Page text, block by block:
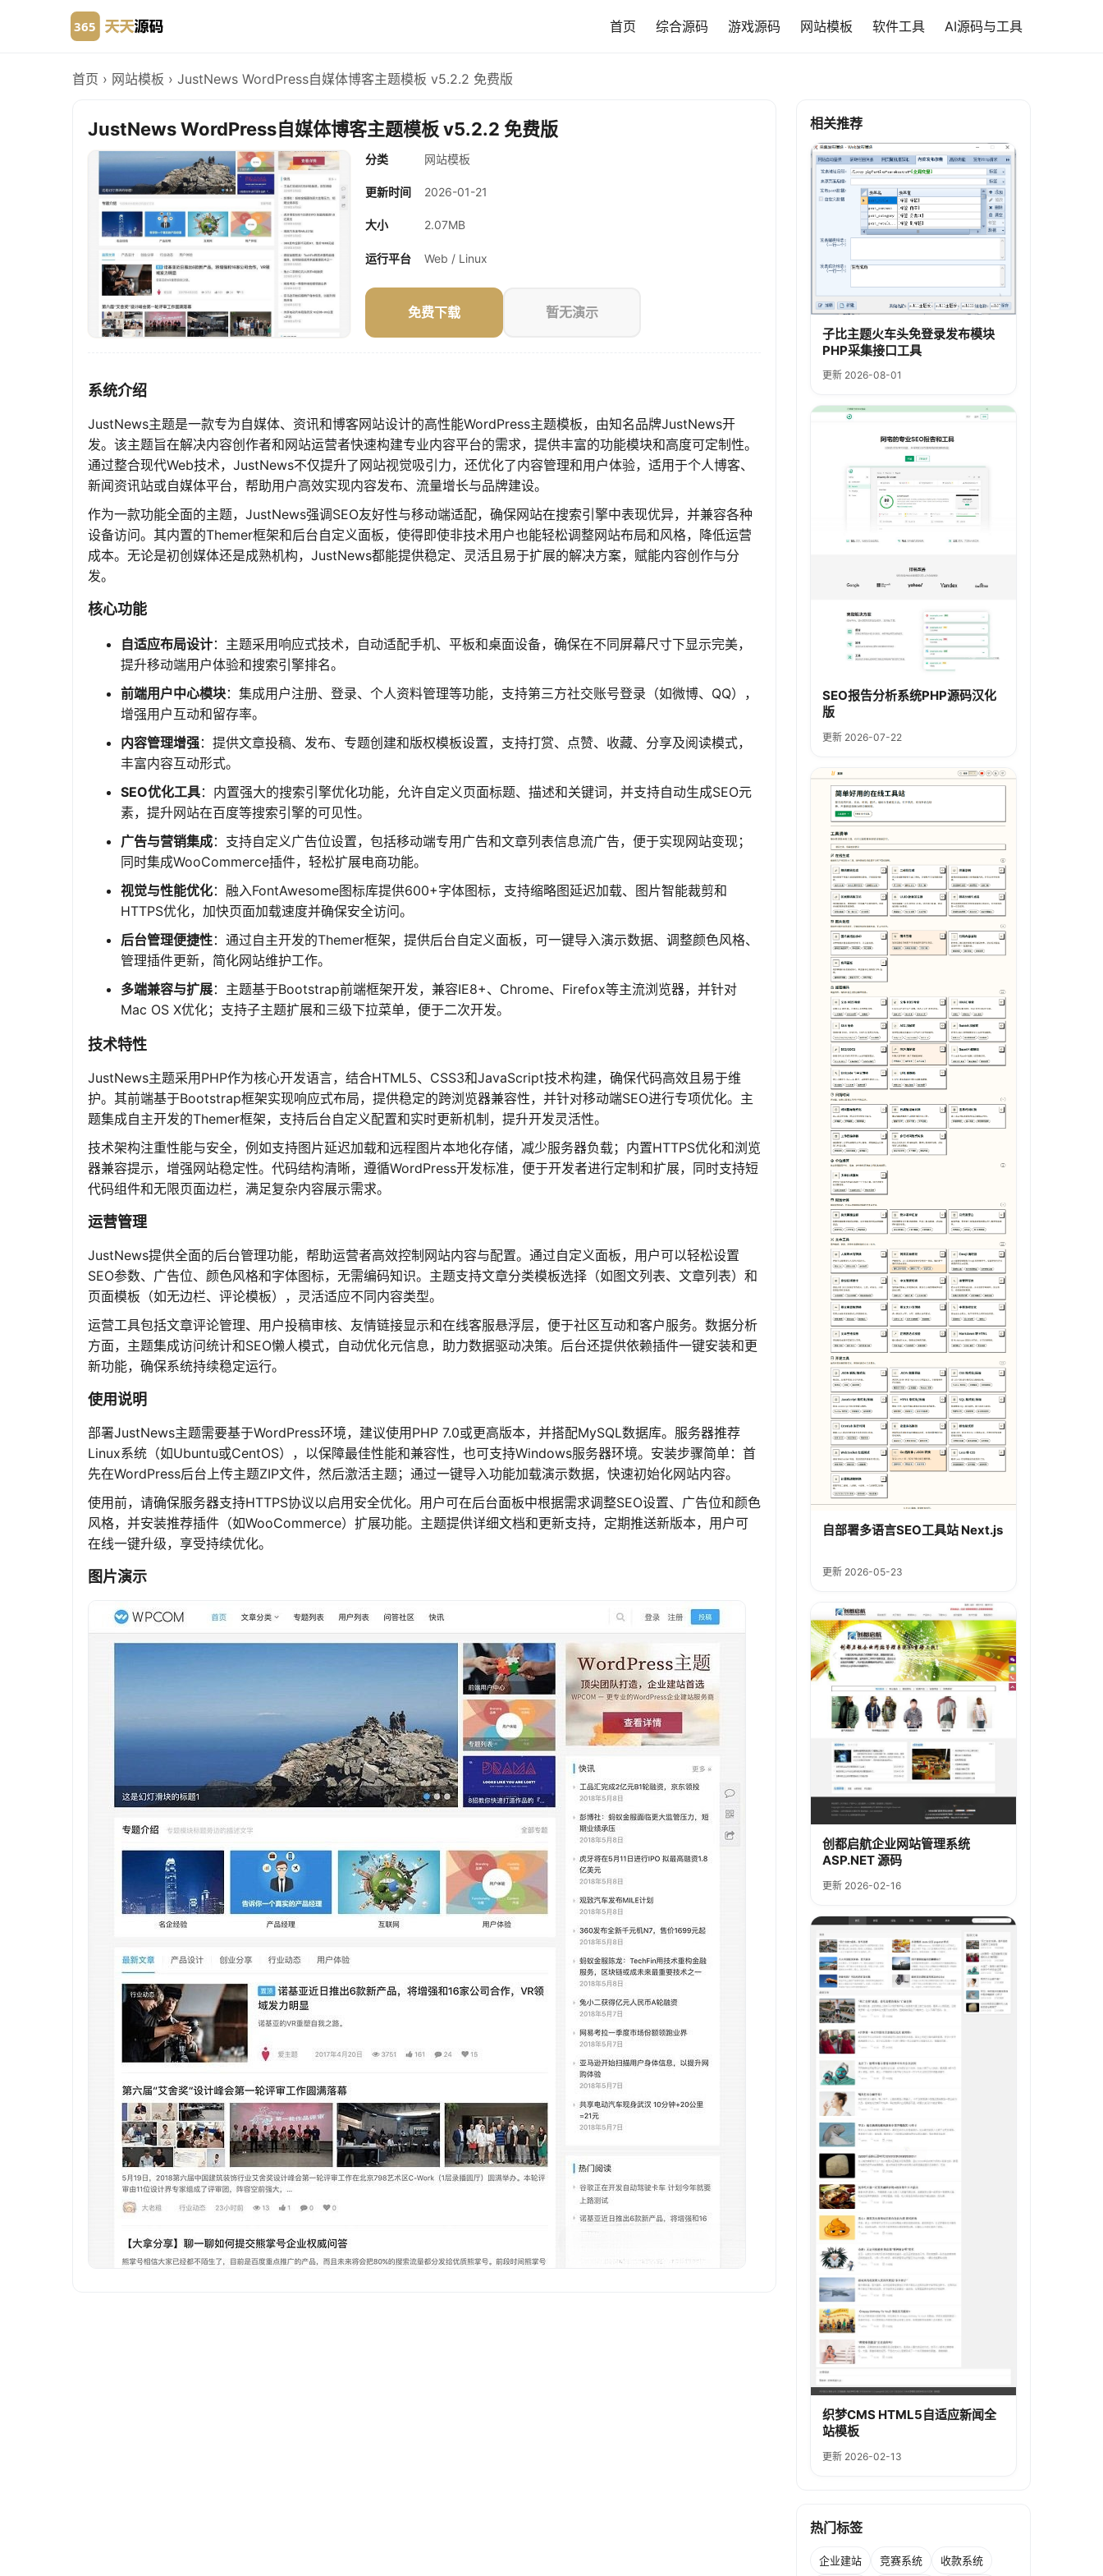
首页 综合源码 游戏源码 网站模板 软件工具 AI源码与工具
首页 › 网站模板 › JustNews WordPress自媒体博客主题模板 v5.2.2 免费版
JustNews WordPress自媒体博客主题模板 v5.2.2 免费版
分类 网站模板
更新时间 2026-01-21
大小 2.07MB
运行平台 Web / Linux
免费下载 暂无演示
系统介绍
JustNews主题是一款专为自媒体、资讯和博客网站设计的高性能WordPress主题模板，由知名品牌JustNews开
发。该主题旨在解决内容创作者和网站运营者快速构建专业内容平台的需求，提供丰富的功能模块和高度可定制性。
通过整合现代Web技术，JustNews不仅提升了网站视觉吸引力，还优化了内容管理和用户体验，适用于个人博客、
新闻资讯站或自媒体平台，帮助用户高效实现内容发布、流量增长与品牌建设。
作为一款功能全面的主题，JustNews强调SEO友好性与移动端适配，确保网站在搜索引擎中表现优异，并兼容各种
设备访问。其内置的Themer框架和后台自定义面板，使得即使非技术用户也能轻松调整网站布局和风格，降低运营
成本。无论是初创媒体还是成熟机构，JustNews都能提供稳定、灵活且易于扩展的解决方案，赋能内容创作与分
发。
核心功能
自适应布局设计：主题采用响应式技术，自动适配手机、平板和桌面设备，确保在不同屏幕尺寸下显示完美，
提升移动端用户体验和搜索引擎排名。
前端用户中心模块：集成用户注册、登录、个人资料管理等功能，支持第三方社交账号登录（如微博、QQ），
增强用户互动和留存率。
内容管理增强：提供文章投稿、发布、专题创建和版权模板设置，支持打赏、点赞、收藏、分享及阅读模式，
丰富内容互动形式。
SEO优化工具：内置强大的搜索引擎优化功能，允许自定义页面标题、描述和关键词，并支持自动生成SEO元
素，提升网站在百度等搜索引擎的可见性。
广告与营销集成：支持自定义广告位设置，包括移动端专用广告和文章列表信息流广告，便于实现网站变现；
同时集成WooCommerce插件，轻松扩展电商功能。
视觉与性能优化：融入FontAwesome图标库提供600+字体图标，支持缩略图延迟加载、图片智能裁剪和
HTTPS优化，加快页面加载速度并确保安全访问。
后台管理便捷性：通过自主开发的Themer框架，提供后台自定义面板，可一键导入演示数据、调整颜色风格、
管理插件更新，简化网站维护工作。
多端兼容与扩展：主题基于Bootstrap前端框架开发，兼容IE8+、Chrome、Firefox等主流浏览器，并针对
Mac OS X优化；支持子主题扩展和三级下拉菜单，便于二次开发。
技术特性
JustNews主题采用PHP作为核心开发语言，结合HTML5、CSS3和JavaScript技术构建，确保代码高效且易于维
护。其前端基于Bootstrap框架实现响应式布局，提供稳定的跨浏览器兼容性，并针对移动端SEO进行专项优化。主
题集成自主开发的Themer框架，支持后台自定义配置和实时更新机制，提升开发灵活性。
技术架构注重性能与安全，例如支持图片延迟加载和远程图片本地化存储，减少服务器负载；内置HTTPS优化和浏览
器兼容提示，增强网站稳定性。代码结构清晰，遵循WordPress开发标准，便于开发者进行定制和扩展，同时支持短
代码组件和无限页面边栏，满足复杂内容展示需求。
运营管理
JustNews提供全面的后台管理功能，帮助运营者高效控制网站内容与配置。通过自定义面板，用户可以轻松设置
SEO参数、广告位、颜色风格和字体图标，无需编码知识。主题支持文章分类模板选择（如图文列表、文章列表）和
页面模板（如无边栏、评论模板），灵活适应不同内容类型。
运营工具包括文章评论管理、用户投稿审核、友情链接显示和在线客服悬浮层，便于社区互动和客户服务。数据分析
方面，主题集成访问统计和SEO懒人模式，自动优化元信息，助力数据驱动决策。后台还提供依赖插件一键安装和更
新功能，确保系统持续稳定运行。
使用说明
部署JustNews主题需要基于WordPress环境，建议使用PHP 7.0或更高版本，并搭配MySQL数据库。服务器推荐
Linux系统（如Ubuntu或CentOS），以保障最佳性能和兼容性，也可支持Windows服务器环境。安装步骤简单：首
先在WordPress后台上传主题ZIP文件，然后激活主题；通过一键导入功能加载演示数据，快速初始化网站内容。
使用前，请确保服务器支持HTTPS协议以启用安全优化。用户可在后台面板中根据需求调整SEO设置、广告位和颜色
风格，并安装推荐插件（如WooCommerce）扩展功能。主题提供详细文档和更新支持，定期推送新版本，用户可
在线一键升级，享受持续优化。
图片演示
相关推荐
子比主题火车头免登录发布模块
PHP采集接口工具
更新 2026-08-01
SEO报告分析系统PHP源码汉化
版
更新 2026-07-22
自部署多语言SEO工具站 Next.js
更新 2026-05-23
创都启航企业网站管理系统
ASP.NET 源码
更新 2026-02-16
织梦CMS HTML5自适应新闻全
站模板
更新 2026-02-13
热门标签
企业建站 竞赛系统 收款系统